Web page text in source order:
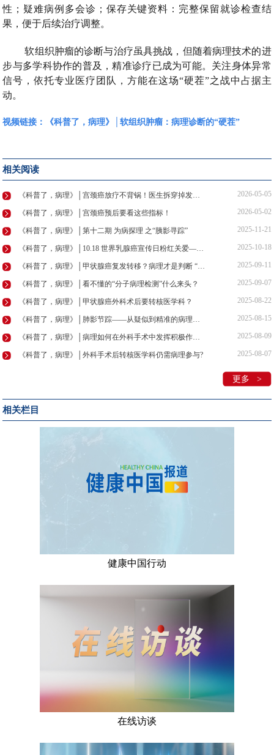
性；疑难病例多会诊；保存关键资料：完整保留就诊检查结
果，便于后续治疗调整。
软组织肿瘤的诊断与治疗虽具挑战，但随着病理技术的进
步与多学科协作的普及，精准诊疗已成为可能。关注身体异常
信号，依托专业医疗团队，方能在这场“硬茬”之战中占据主
动。
视频链接： 《科普了，病理》│软组织肿瘤：病理诊断的“硬茬”
相关阅读
2026-05-05
《科普了，病理》│宫颈癌预后要看这些指标！ 2026-05-02
《科普了，病理》│第十二期 为病探理 之“胰影寻踪” 2025-11-21
2025-10-18
2025-09-11
《科普了，病理》│看不懂的“分子病理检测”什么来头？ 2025-09-07
《科普了，病理》│甲状腺癌外科术后要转核医学科？ 2025-08-22
2025-08-15
2025-08-09
《科普了，病理》│外科手术后转核医学科仍需病理参与? 2025-08-07
更多 >
相关栏目
健康中国行动
在线访谈